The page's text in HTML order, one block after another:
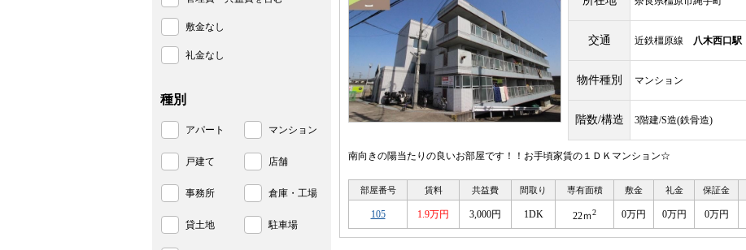
交通 近鉄橿原線 八木西口駅
物件種別 マンション
階数/構造 3階建/S造(鉄骨造)
南向きの陽当たりの良いお部屋です！！お手頃家賃の１ＤＫマンション☆
部屋番号 賃料 共益費 間取り 専有面積 敷金 礼金 保証金
105 1.9万円 3,000円 1DK 22ｍ2 0万円 0万円 0万円
敷金なし
礼金なし
種別
アパート マンション
戸建て 店舗
事務所 倉庫・工場
貸土地 駐車場